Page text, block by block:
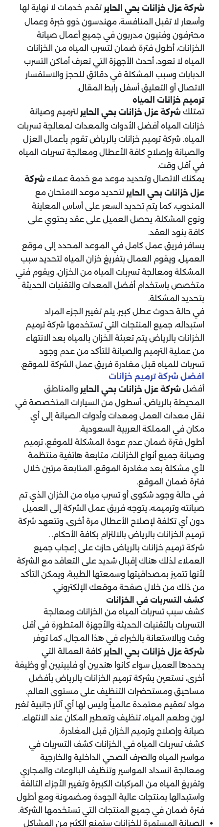
شركة عزل خزانات بحي الحاير تقدم خدمات لا نهاية لها
وأسعار لا تقبل المنافسة، مهندسون ذوو خبرة وعمال
محترفون وفنيون مدربون في جميع أعمال صيانة
الخزانات، أطول فترة ضمان لتسرب المياه من الخزانات
المياه لا تعود، أحدث الأجهزة التي تعرف أماكن التسرب
الدبابات وسبب المشكلة في دقائق للحجز والاستفسار
الاتصال أو التعليق أسفل رابط المقال.
ترميم خزانات المياه
تمتلك شركة عزل خزانات بحي الحاير لترميم وصيانة
خزانات المياه أفضل الأدوات والمعدات لمعالجة تسربات
المياه. شركة ترميم خزانات بالرياض تقوم بأعمال العزل
والصيانة وإصلاح كافة الأعطال ومعالجة تسربات المياه
في أقل وقت.
يمكنك الاتصال وتحديد موعد مع خدمة عملاء شركة
عزل خزانات بحي الحاير لتحديد موعد الامتحان مع
المندوب، كما يتم تحديد السعر على أساس المعاينة
ونوع المشكلة، يحصل العميل على عقد يحتوي على
كافة بنود العقد.
يسافر فريق عمل كامل في الموعد المحدد إلى موقع
العميل، ويقوم العمال بتفريغ خزان المياه لتحديد سبب
المشكلة ومعالجة تسربات المياه من الخزان، ويقوم فني
متخصص باستخدام أفضل المعدات والتقنيات الحديثة
بتحديد المشكلة.
في حالة حدوث عطل كبير، يتم تغيير الجزء المراد
استبداله، جميع المنتجات التي تستخدمها شركة ترميم
الخزانات بالرياض يتم تعبئة الخزان بالمياه بعد الانتهاء
من عملية الترميم والصيانة للتأكد من عدم وجود
تسربات للمياه قبل مغادرة فريق عمل الشركة للموقع.
افضل شركة ترميم خزانات
أفضل شركة عزل خزانات بحي الحاير والمناطق
المحيطة بالرياض، أسطول من السيارات المتخصصة في
نقل معدات العمل ومعدات وأدوات الصيانة إلى أي
مكان في المملكة العربية السعودية.
أطول فترة ضمان عدم عودة المشكلة للموقع، ترميم
وصيانة جميع أنواع الخزانات، متابعة هاتفية منتظمة
لأي مشكلة بعد مغادرة الموقع، المتابعة مرتين خلال
فترة ضمان الموقع.
في حالة وجود شكوى أو تسرب مياه من الخزان الذي تم
صيانته وترميمه، يتوجه فريق عمل الشركة إلى العميل
دون أي تكلفة لإصلاح الأعطال مرة أخرى، وتتعهد شركة
ترميم الخزانات بالرياض بالالتزام بكافة الأحكام. .
شركة ترميم خزانات بالرياض حازت على إعجاب جميع
العملاء لذلك هناك إقبال شديد على التعاقد مع الشركة
لأنها تتميز بمصداقيتها وسمعتها الطيبة، ويمكن التأكد
من ذلك من خلال صفحة موقعك الإلكتروني.
كشف التسربات في الخزانات
كشف سبب تسربات المياه من الخزانات ومعالجة
التسربات بالتقنيات الحديثة والأجهزة المتطورة في أقل
وقت وبالاستعانة بالخبراء في هذا المجال، كما توفر
شركة عزل خزانات بحي الحاير كافة العمالة التي
يحددها العميل سواء كانوا هنديين أو فلبينيين أو وظيفة
أخرى، نستعين بشركة ترميم الخزانات بالرياض بأفضل
مساحيق ومستحضرات التنظيف على مستوى العالم.
مواد تعقيم معتمدة عالمياً وليس لها أي آثار جانبية تغير
لون وطعم المياه، تنظيف وتعطير المكان عند الانتهاء.
صيانة وإصلاح وترميم الخزان قبل المغادرة.
كشف تسربات المياه في الخزانات كشف التسربات في
مواسير المياه والصرف الصحي الداخلية والخارجية
ومعالجة انسداد المواسير وتنظيف البالوعات والمجاري
وتفريغ المياه من المركبات الكبيرة وتغيير الأجزاء التالفة
واستبدالها بمنتجات عالية الجودة ومضمونة ومع أطول
فترة ضمان في جميع المنتجات التي تستخدمها الشركة.
الصيانة المستمرة للخزانات ستمنع الكثير من المشاكل